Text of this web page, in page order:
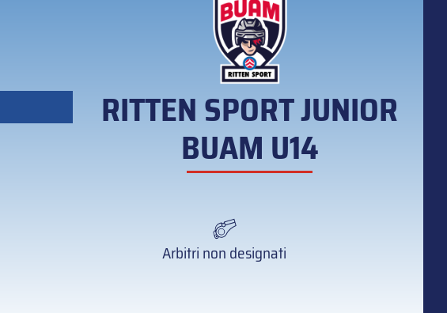
RITTEN SPORT JUNIOR
BUAM U14
Arbitri non designati